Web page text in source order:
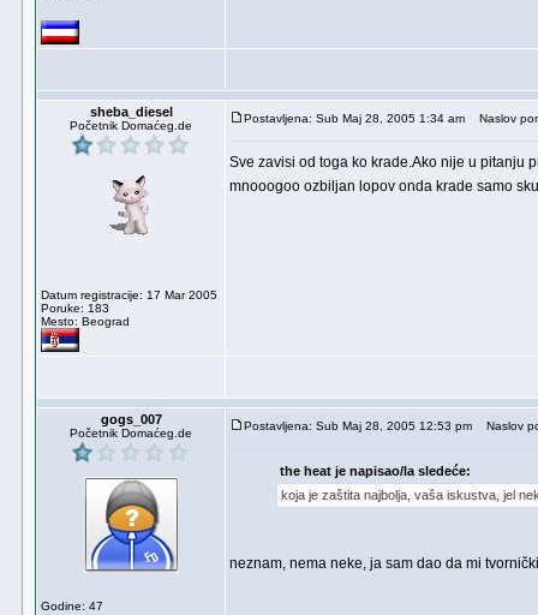
sheba_diesel
Početnik Domaćeg.de
Datum registracije: 17 Mar 2005
Poruke: 183
Mesto: Beograd
Postavljena: Sub Maj 28, 2005 1:34 am Naslov
Sve zavisi od toga ko krade.Ako nije u pitanju
mnooogoo ozbiljan lopov onda krade samo
gogs_007
Početnik Domaćeg.de
Godine: 47
Postavljena: Sub Maj 28, 2005 12:53 pm Naslov
the heat je napisao/la sledeće:
koja je zaštita najbolja, vaša iskustva, jel
neznam, nema neke, ja sam dao da mi